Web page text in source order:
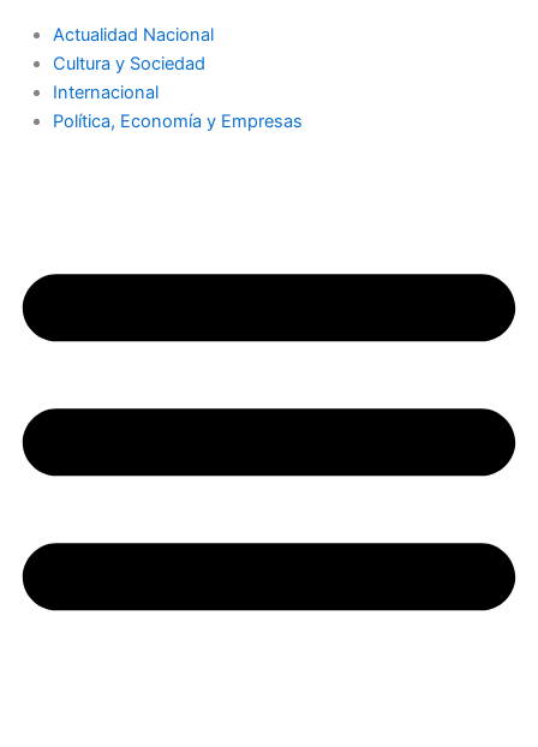
Actualidad Nacional
Cultura y Sociedad
Internacional
Política, Economía y Empresas